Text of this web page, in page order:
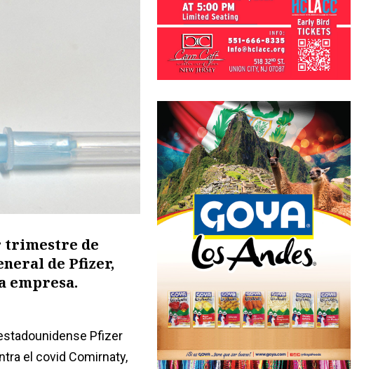
trimestre de
de Pfizer,
empresa.
Pfizer
el covid Comirnaty,